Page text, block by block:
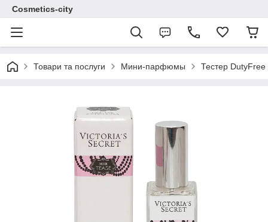
Cosmetics-city
Товари та послуги Мини-парфюмы Тестер